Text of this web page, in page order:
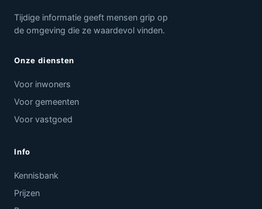
Tijdige informatie geeft mensen grip op
de omgeving die ze waardevol vinden.
Onze diensten
Voor inwoners
Voor gemeenten
Voor vastgoed
Info
Kennisbank
Prijzen